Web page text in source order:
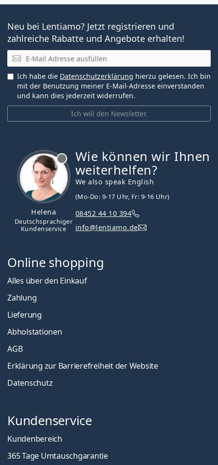
Neu bei Lentiamo? Jetzt registrieren und
zahlreiche Rabatte und Angebote erhalten!
E-Mail
Ich will den Newsletter.
Ich habe die Datenschutzerklärung hierzu gelesen. Ich bin
mit der Benutzung meiner E-Mail-Adresse einverstanden
und kann dies jederzeit widerrufen.
Helena
Deutschsprachiger
Kundenservice
Wie können wir Ihnen
weiterhelfen?
We also speak English
(Mo-Do: 9-17 Uhr, Fr: 9-16 Uhr)
08452 44 10 394
info@lentiamo.de
Online shopping
Alles über den Einkauf
Zahlung
Lieferung
Abholstationen
AGB
Erklärung zur Barrierefreiheit der Website
Datenschutz
Kundenservice
Kundenbereich
365 Tage Umtauschgarantie